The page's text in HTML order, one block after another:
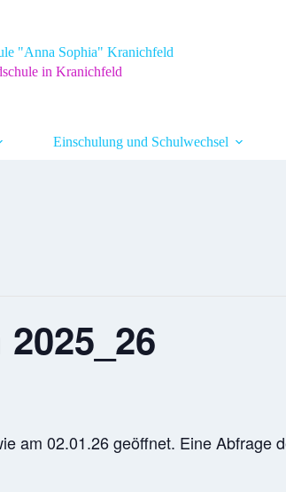
"Anna Sophia" Kranichfeld
in Kranichfeld
Einschulung und Schulwechsel
am 02.01.26 geöffnet. Eine Abfrage